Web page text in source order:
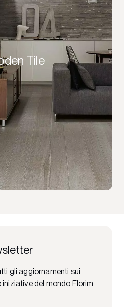
Tile
gli aggiornamenti sui
iniziative del mondo Florim